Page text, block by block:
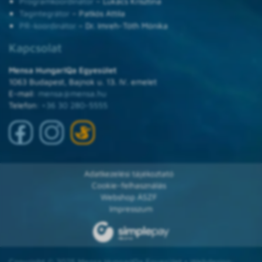
Tagintegrátor
– Patkós Attila
PR-koordinátor – Dr. Imreh-Tóth Mónika
Kapcsolat
Mensa HungarIQa Egyesület
1063 Budapest, Bajnok u. 13. IV. emelet
E-mail: mensa@mensa.hu
Telefon:
+36 30 280-5555
Adatkezelési tájékoztató
Cookie-felhasználás
Webshop ÁSZF
Impresszum